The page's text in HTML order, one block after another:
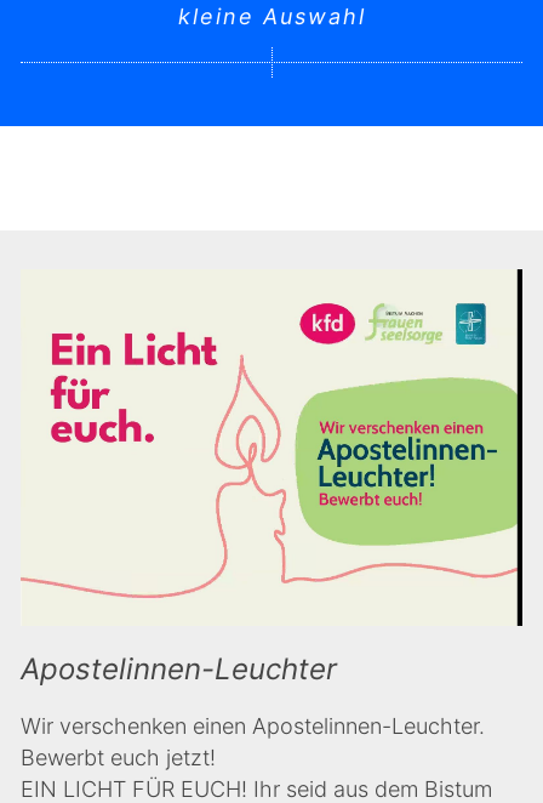
kleine Auswahl
Apostelinnen-Leuchter
Wir verschenken einen Apostelinnen-Leuchter.
Bewerbt euch jetzt!
EIN LICHT FÜR EUCH! Ihr seid aus dem Bistum